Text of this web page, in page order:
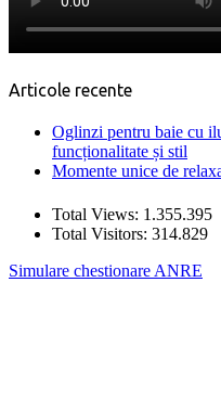
Articole recente
Oglinzi pentru baie cu
funcționalitate și stil
Momente unice de
Total Views: 1.355.395
Total Visitors: 314.829
Simulare chestionare ANRE